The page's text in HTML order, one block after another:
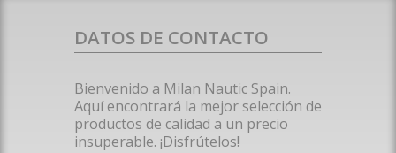
DATOS DE CONTACTO
Bienvenido a Milan Nautic Spain.
Aquí encontrará la mejor selección de
productos de calidad a un precio
insuperable. ¡Disfrútelos!